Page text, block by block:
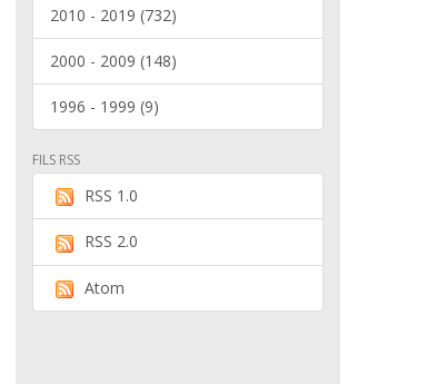
2010 - 2019 (732)
2000 - 2009 (148)
1996 - 1999 (9)
FILS RSS
RSS 1.0
RSS 2.0
Atom